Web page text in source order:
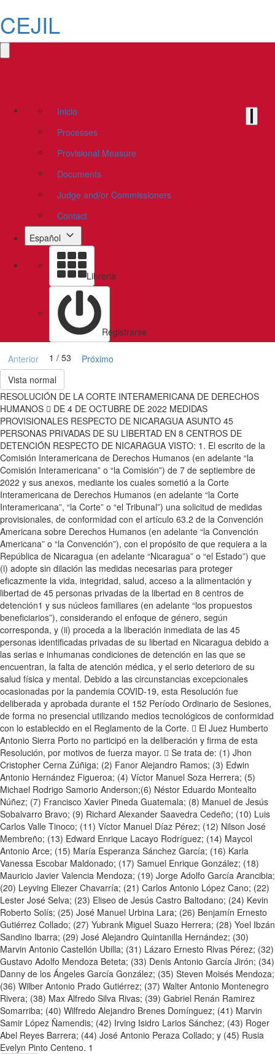
CEJIL
Inicio
Processes
Provisional Measure
Documents
Judge and/or Commissioners
Contact
Español
Libreria
Registrarse
Anterior 1 / 53
Próximo
Vista normal
RESOLUCIÓN DE LA CORTE INTERAMERICANA DE DERECHOS
HUMANOS  DE 4 DE OCTUBRE DE 2022 MEDIDAS
PROVISIONALES RESPECTO DE NICARAGUA ASUNTO 45
PERSONAS PRIVADAS DE SU LIBERTAD EN 8 CENTROS DE
DETENCIÓN RESPECTO DE NICARAGUA VISTO: 1. El escrito de la
Comisión Interamericana de Derechos Humanos (en adelante “la
Comisión Interamericana” o “la Comisión”) de 7 de septiembre de
2022 y sus anexos, mediante los cuales sometió a la Corte
Interamericana de Derechos Humanos (en adelante “la Corte
Interamericana”, “la Corte” o “el Tribunal”) una solicitud de medidas
provisionales, de conformidad con el artículo 63.2 de la Convención
Americana sobre Derechos Humanos (en adelante “la Convención
Americana” o “la Convención”), con el propósito de que requiera a la
República de Nicaragua (en adelante “Nicaragua” o “el Estado”) que
(i) adopte sin dilación las medidas necesarias para proteger
eficazmente la vida, integridad, salud, acceso a la alimentación y
libertad de 45 personas privadas de la libertad en 8 centros de
detención1 y sus núcleos familiares (en adelante “los propuestos
beneficiarios”), considerando el enfoque de género, según
corresponda, y (ii) proceda a la liberación inmediata de las 45
personas identificadas privadas de su libertad en Nicaragua debido a
las serias e inhumanas condiciones de detención en las que se
encuentran, la falta de atención médica, y el serio deterioro de su
salud física y mental. Debido a las circunstancias excepcionales
ocasionadas por la pandemia COVID-19, esta Resolución fue
deliberada y aprobada durante el 152 Período Ordinario de Sesiones,
de forma no presencial utilizando medios tecnológicos de conformidad
con lo establecido en el Reglamento de la Corte.  El Juez Humberto
Antonio Sierra Porto no participó en la deliberación y firma de esta
Resolución, por motivos de fuerza mayor.  Se trata de: (1) Jhon
Cristopher Cerna Zúñiga; (2) Fanor Alejandro Ramos; (3) Edwin
Antonio Hernández Figueroa; (4) Víctor Manuel Soza Herrera; (5)
Michael Rodrigo Samorio Anderson;(6) Néstor Eduardo Montealto
Núñez; (7) Francisco Xavier Pineda Guatemala; (8) Manuel de Jesús
Sobalvarro Bravo; (9) Richard Alexander Saavedra Cedeño; (10) Luis
Carlos Valle Tinoco; (11) Víctor Manuel Díaz Pérez; (12) Nilson José
Membreño; (13) Edward Enrique Lacayo Rodríguez; (14) Maycol
Antonio Arce; (15) María Esperanza Sánchez García; (16) Karla
Vanessa Escobar Maldonado; (17) Samuel Enrique González; (18)
Mauricio Javier Valencia Mendoza; (19) Jorge Adolfo García Arancibia;
(20) Leyving Eliezer Chavarría; (21) Carlos Antonio López Cano; (22)
Lester José Selva; (23) Eliseo de Jesús Castro Baltodano; (24) Kevin
Roberto Solís; (25) José Manuel Urbina Lara; (26) Benjamín Ernesto
Gutiérrez Collado; (27) Yubrank Miguel Suazo Herrera; (28) Yoel Ibzán
Sandino Ibarra; (29) José Alejandro Quintanilla Hernández; (30)
Marvin Antonio Castellón Ubilla; (31) Lázaro Ernesto Rivas Pérez; (32)
Gustavo Adolfo Mendoza Beteta; (33) Denis Antonio García Jirón; (34)
Danny de los Ángeles García González; (35) Steven Moisés Mendoza;
(36) Wilber Antonio Prado Gutiérrez; (37) Walter Antonio Montenegro
Rivera; (38) Max Alfredo Silva Rivas; (39) Gabriel Renán Ramirez
Somarriba; (40) Wilfredo Alejandro Brenes Domínguez; (41) Marvin
Samir López Ñamendis; (42) Irving Isidro Larios Sánchez; (43) Roger
Abel Reyes Barrera; (44) José Antonio Peraza Collado; y (45) Rusia
Evelyn Pinto Centeno. 1